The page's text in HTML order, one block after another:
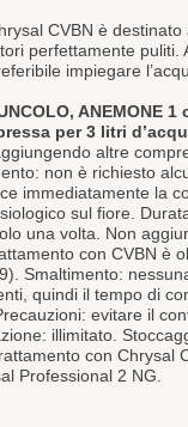
CVBN è destinato
perfettamente puliti.
impiegare
ANEMONE
per 3 litri
altre
non è richiesto
immediatamente la
sul fiore.
una volta. Non
con CVBN è
Smaltimento:
quindi il tempo di
evitare il
illimitato.
con Chrysal
Professional 2 NG.